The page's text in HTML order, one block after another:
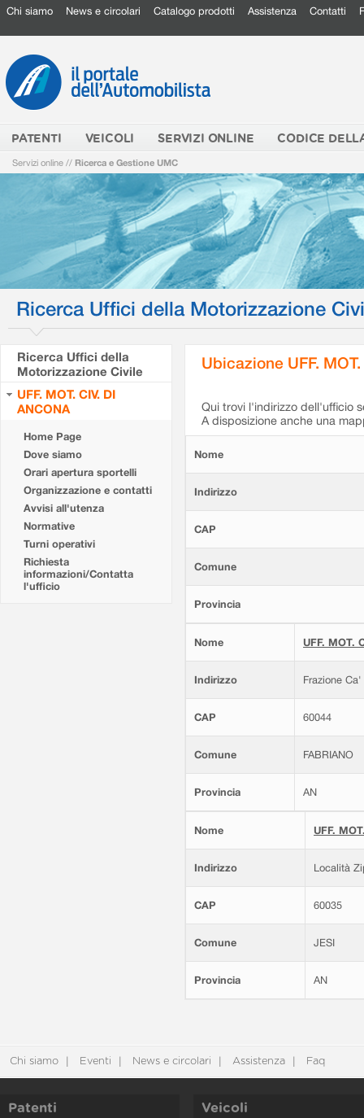
Chi siamo News e circolari Catalogo prodotti Assistenza Contatti
PATENTI VEICOLI SERVIZI ONLINE CODICE
Servizi online // Ricerca e Gestione UMC
Ricerca Uffici della Motorizzazione
Ricerca Uffici della
Motorizzazione Civile
UFF. MOT. CIV. DI
ANCONA
Home Page
Dove siamo
Orari apertura sportelli
Organizzazione e contatti
Avvisi all'utenza
Normative
Turni operativi
Richiesta
informazioni/Contatta
l'ufficio
Ubicazione UFF.
Qui trovi l'indirizzo dell'ufficio
A disposizione anche una
Nome
Indirizzo
CAP
Comune
Provincia
Nome UFF. MOT.
Indirizzo Frazione
CAP 60044
Comune FABRIANO
Provincia AN
Nome UFF.
Indirizzo Località
CAP 60035
Comune JESI
Provincia AN
Chi siamo Eventi News e circolari Assistenza Faq
Patenti Veicoli